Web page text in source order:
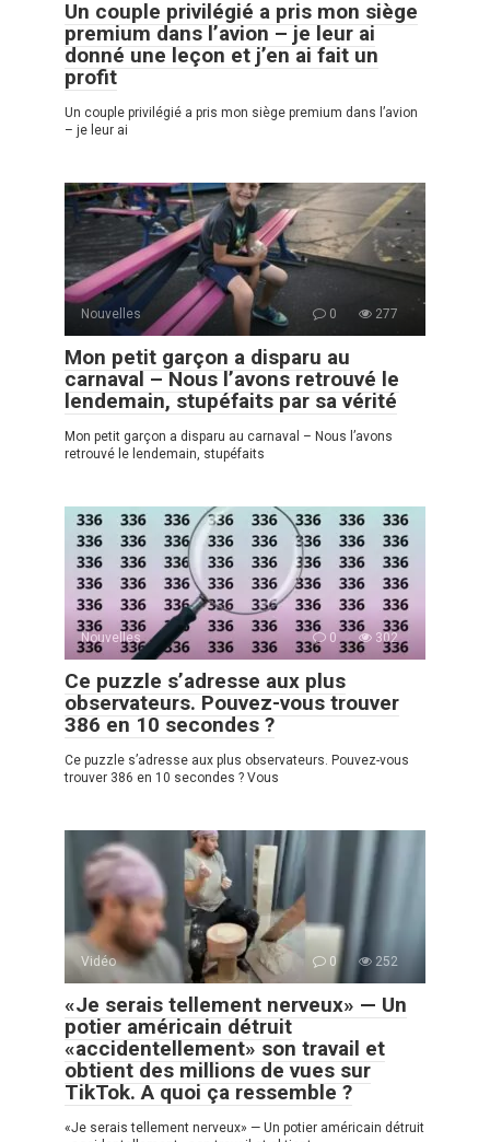
Un couple privilégié a pris mon siège
premium dans l’avion – je leur ai
donné une leçon et j’en ai fait un
profit
Un couple privilégié a pris mon siège premium dans l’avion
– je leur ai
Nouvelles 0 277
Mon petit garçon a disparu au
carnaval – Nous l’avons retrouvé le
lendemain, stupéfaits par sa vérité
Mon petit garçon a disparu au carnaval – Nous l’avons
retrouvé le lendemain, stupéfaits
Nouvelles 0 302
Ce puzzle s’adresse aux plus
observateurs. Pouvez-vous trouver
386 en 10 secondes ?
Ce puzzle s’adresse aux plus observateurs. Pouvez-vous
trouver 386 en 10 secondes ? Vous
Vidéo 0 252
«Je serais tellement nerveux» — Un
potier américain détruit
«accidentellement» son travail et
obtient des millions de vues sur
TikTok. A quoi ça ressemble ?
«Je serais tellement nerveux» — Un potier américain détruit